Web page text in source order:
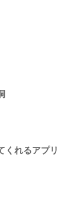
くれるアプリ